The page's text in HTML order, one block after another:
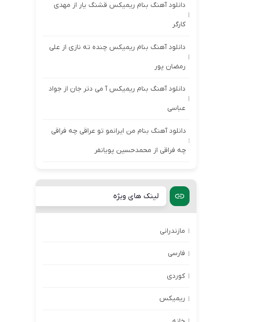
دانلود آهنگ بنام ریمیکس قشنگ یار از مهدی
کارگر
دانلود آهنگ بنام ریمیکس چنده ته نازی از علی
رمضان پور
دانلود آهنگ بنام ریمیکس آ می دتر جان از جواد
عباسی
دانلود آهنگ بنام من ایرانمو تو عراقی چه فراقی
چه فراقی از محمدحسین پویانفر
لینک های ویژه
مازندرانی
فارسی
کوردی
ریمیکس